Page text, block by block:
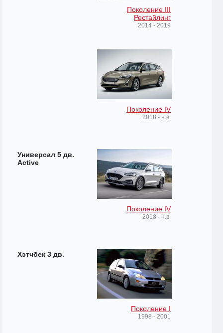
Поколение III
Рестайлинг
2014 - 2019
Поколение IV
2018 - н.в.
Универсал 5 дв.
Active
Поколение IV
2018 - н.в.
Хэтчбек 3 дв.
Поколение I
1998 - 2001